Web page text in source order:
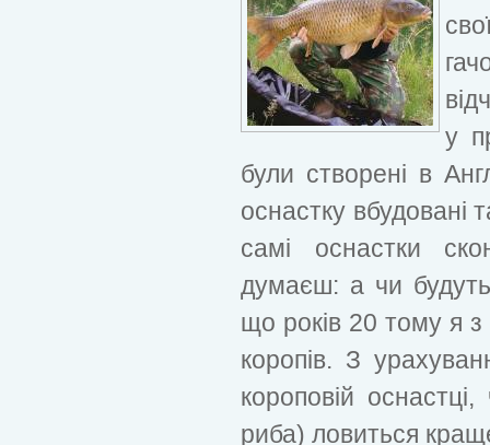
у
були створені в
оснастку вбудовані
самі оснастки
думаєш: а чи
що років 20 тому я з
коропів. З
короповій
риба) ловиться